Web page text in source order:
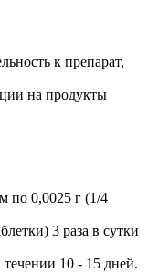
к препарат,
на продукты
по 0,0025 г (1/4
3 раза в сутки
течении 10 - 15 дней.